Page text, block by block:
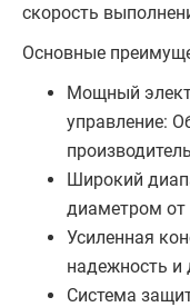
скорость
Основные
Мощный
управление:
Широкий
диаметром
Усиленная
надежность и
Система